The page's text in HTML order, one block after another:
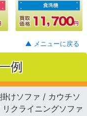
▲ メニューに戻る
例
けソファ / カウチソ
クライニングソファ